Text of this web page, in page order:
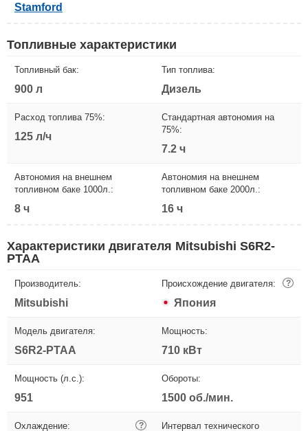
Stamford
Топливные характеристики
Топливный бак:
900 л
Тип топлива:
Дизель
Расход топлива 75%:
125 л/ч
Стандартная автономия на
75%:
7.2 ч
Автономия на внешнем
топливном баке 1000л.:
8 ч
Автономия на внешнем
топливном баке 2000л.:
16 ч
Характеристики двигателя Mitsubishi S6R2-
PTAA
Производитель:
Mitsubishi
Происхождение двигателя: ?
Япония
Модель двигателя:
S6R2-PTAA
Мощность:
710 кВт
Мощность (л.с.):
951
Обороты:
1500 об./мин.
Охлаждение: ? Интервал технического